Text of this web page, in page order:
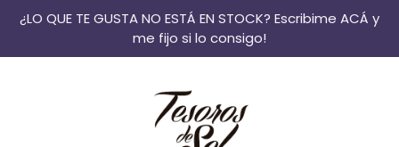
¿LO QUE TE GUSTA NO ESTÁ EN STOCK? Escribime ACÁ y
me fijo si lo consigo!